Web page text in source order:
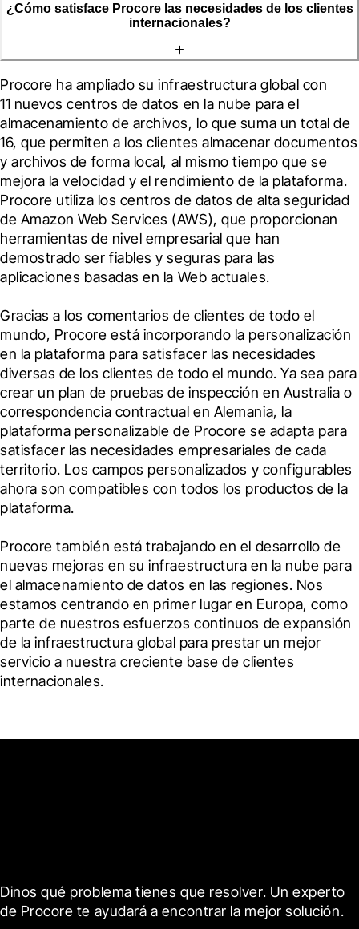
¿Cómo satisface Procore las necesidades de los clientes
internacionales?
Procore ha ampliado su infraestructura global con
11 nuevos centros de datos en la nube para el
almacenamiento de archivos, lo que suma un total de
16, que permiten a los clientes almacenar documentos
y archivos de forma local, al mismo tiempo que se
mejora la velocidad y el rendimiento de la plataforma.
Procore utiliza los centros de datos de alta seguridad
de Amazon Web Services (AWS), que proporcionan
herramientas de nivel empresarial que han
demostrado ser fiables y seguras para las
aplicaciones basadas en la Web actuales.
Gracias a los comentarios de clientes de todo el
mundo, Procore está incorporando la personalización
en la plataforma para satisfacer las necesidades
diversas de los clientes de todo el mundo. Ya sea para
crear un plan de pruebas de inspección en Australia o
correspondencia contractual en Alemania, la
plataforma personalizable de Procore se adapta para
satisfacer las necesidades empresariales de cada
territorio. Los campos personalizados y configurables
ahora son compatibles con todos los productos de la
plataforma.
Procore también está trabajando en el desarrollo de
nuevas mejoras en su infraestructura en la nube para
el almacenamiento de datos en las regiones. Nos
estamos centrando en primer lugar en Europa, como
parte de nuestros esfuerzos continuos de expansión
de la infraestructura global para prestar un mejor
servicio a nuestra creciente base de clientes
internacionales.
Dinos qué problema tienes que resolver. Un experto
de Procore te ayudará a encontrar la mejor solución.